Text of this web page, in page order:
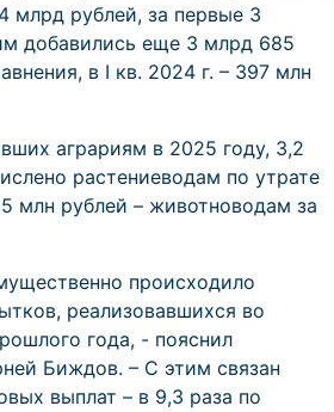
млрд рублей, за первые 3
добавились еще 3 млрд 685
в I кв. 2024 г. – 397 млн
аграриям в 2025 году, 3,2
растениеводам по утрате
млн рублей – животноводам за
происходило
реализовавшихся во
года, - пояснил
Биждов. – С этим связан
выплат – в 9,3 раза по